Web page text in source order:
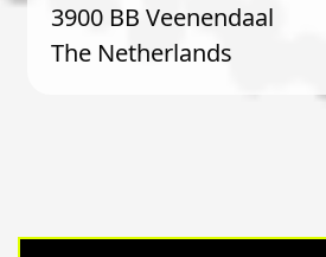
3900 BB Veenendaal
The Netherlands